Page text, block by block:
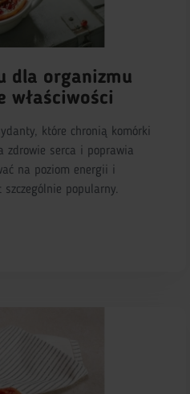
dla organizmu
właściwości
które chronią komórki
zdrowie serca i poprawia
na poziom energii i
popularny.